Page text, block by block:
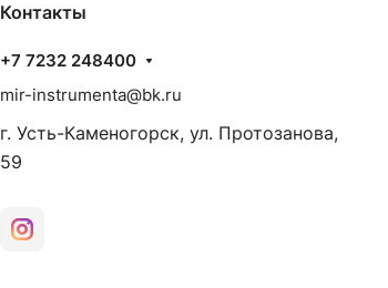
Контакты
+7 7232 248400
mir-instrumenta@bk.ru
г. Усть-Каменогорск, ул. Протозанова,
59